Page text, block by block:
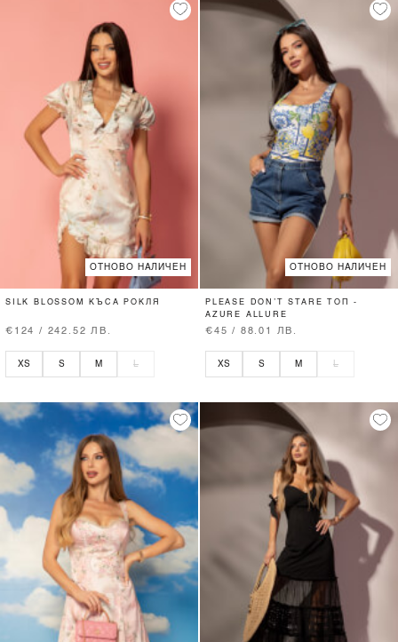
ОТНОВО НАЛИЧЕН
SILK BLOSSOM КЪСА РОКЛЯ
€124 / 242.52 ЛВ.
XS S M L
ОТНОВО НАЛИЧЕН
PLEASE DON’T STARE ТОП -
AZURE ALLURE
€45 / 88.01 ЛВ.
XS S M L